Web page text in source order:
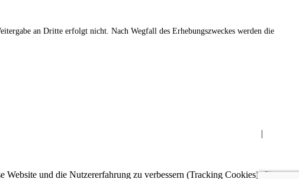
an Dritte erfolgt nicht. Nach Wegfall des Erhebungszweckes werden die
|
und die Nutzererfahrung zu verbessern (Tracking Cookies). Sie